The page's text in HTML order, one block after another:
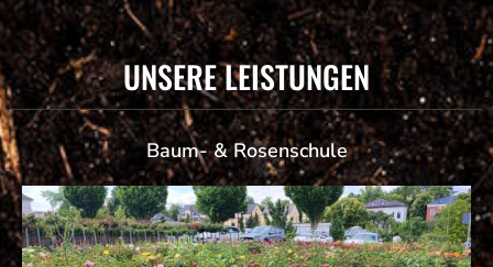
UNSERE LEISTUNGEN
Baum- & Rosenschule